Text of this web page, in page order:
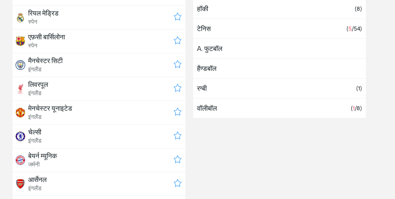
आइवरी कोस्ट
आइसलैंड
आज़रबाइजान
आयरलैंड
इंगलैंड
हॉकी (8)
टेनिस (5/54)
A. फुटबॉल
हैण्डबॉल
रग्बी (1)
वॉलीबॉल (1/8)
रियल मेड्रिड
स्पेन
एफ़सी बार्सिलोना
स्पेन
मैनचेस्टर सिटी
इंगलैंड
लिवरपूल
इंगलैंड
मेनचेस्टर यूनाइटेड
इंगलैंड
चेल्सी
इंगलैंड
बेयर्न म्यूनिक
जर्मनी
आर्सेनल
इंगलैंड